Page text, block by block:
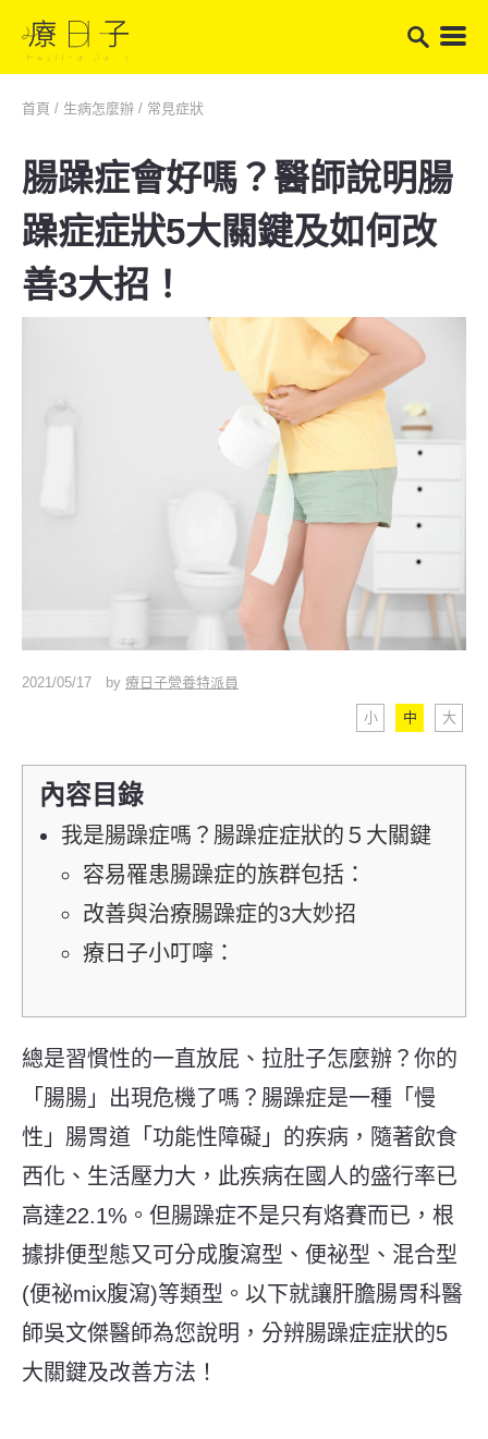
首頁 / 生病怎麼辦 / 常見症狀
腸躁症會好嗎？醫師說明腸
躁症症狀5大關鍵及如何改
善3大招！
2021/05/17 by 療日子營養特派員
小 中 大
內容目錄
我是腸躁症嗎？腸躁症症狀的５大關鍵
容易罹患腸躁症的族群包括：
改善與治療腸躁症的3大妙招
療日子小叮嚀：
總是習慣性的一直放屁、拉肚子怎麼辦？你的
「腸腸」出現危機了嗎？腸躁症是一種「慢
性」腸胃道「功能性障礙」的疾病，隨著飲食
西化、生活壓力大，此疾病在國人的盛行率已
高達22.1%。但腸躁症不是只有烙賽而已， 根
據排便型態又可分成腹瀉型、便祕型、混合型
(便祕mix腹瀉)等類型。 以下就讓肝膽腸胃科醫
師吳文傑醫師為您說明，分辨腸躁症症狀的5
大關鍵及改善方法！